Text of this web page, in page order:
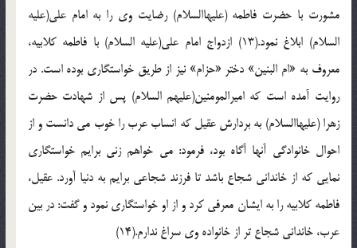
مشورت با حضرت فاطمه (عليهاالسلام) رضايت وي را به امام علي(عليه
السلام) ابلاغ نمود.(13) ازدواج امام علي(عليه السلام) با فاطمه کلابيه،
معروف به «ام البنين» دختر «حزام» نيز از طريق خواستگاري بوده است. در
روايت آمده است که اميرالمومنين(عليهم السلام) پس از شهادت حضرت
زهرا (عليهاالسلام) به بردارش عقيل که انساب عرب را خوب مي دانست و از
احوال خانوادگي آنها آگاه بود، فرمود: مي خواهم زني برايم خواستگاري
نمايي که از خانداني شجاع باشد تا فرزند شجاعي برايم به دنيا آورد. عقيل،
فاطمه کلابيه را به ايشان معرفي کرد و از او خواستگاري نمود و گفت: در بين
عرب، خانداني شجاع تر از خانواده وي سراغ ندارم.(14)